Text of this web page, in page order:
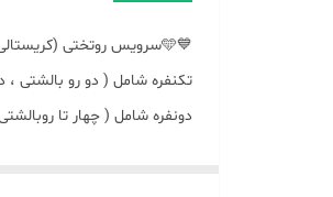
💙🩵سرویس روتختی (کریستالی) مخمل شانل ،
تکنفره شامل ( دو رو بالشتی ،
دونفره شامل ( چهار تا